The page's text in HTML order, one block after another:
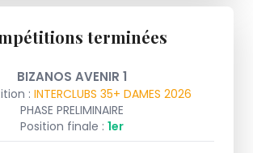
terminées
BIZANOS AVENIR 1
: INTERCLUBS 35+ DAMES 2026
PHASE PRELIMINAIRE
Position finale : 1er